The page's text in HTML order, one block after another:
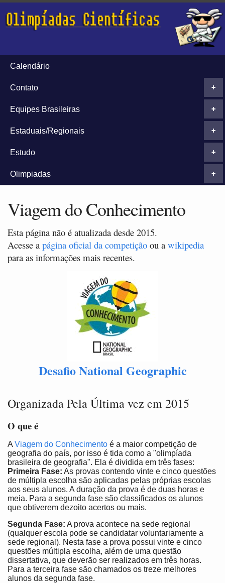
Calendário
+
Contato
+
Equipes Brasileiras
+
Estaduais/Regionais
+
Estudo
+
Olimpiadas
Viagem do Conhecimento
Esta página não é atualizada desde 2015.
Acesse a página oficial da competição ou a wikipedia
para as informações mais recentes.
Desafio National Geographic
Organizada Pela Última vez em 2015
O que é
A Viagem do Conhecimento é a maior competição de
geografia do país, por isso é tida como a "olimpíada
brasileira de geografia". Ela é dividida em três fases:
Primeira Fase: As provas contendo vinte e cinco questões
de múltipla escolha são aplicadas pelas próprias escolas
aos seus alunos. A duração da prova é de duas horas e
meia. Para a segunda fase são classificados os alunos
que obtiverem dezoito acertos ou mais.
Segunda Fase: A prova acontece na sede regional
(qualquer escola pode se candidatar voluntariamente a
sede regional). Nesta fase a prova possui vinte e cinco
questões múltipla escolha, além de uma questão
dissertativa, que deverão ser realizados em três horas.
Para a terceira fase são chamados os treze melhores
alunos da segunda fase.